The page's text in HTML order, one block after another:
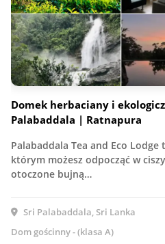
Domek herbaciany i
Palabaddala | Ratnapura
Palabaddala Tea and Eco Lodge
którym możesz odpocząć w
otoczone bujną…
Sri Palabaddala, Sri Lanka
Dom gościnny - (klasa A)